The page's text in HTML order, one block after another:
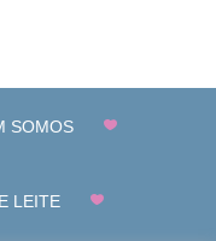
SOMOS
LEITE